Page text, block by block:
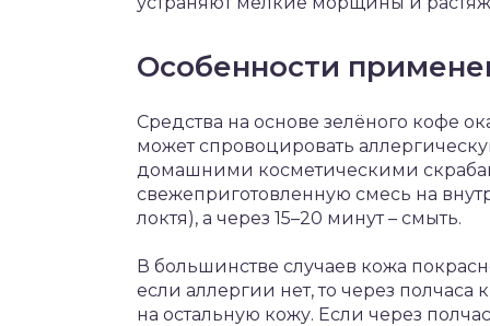
Особенности
Средства на основе зелёного кофе
может спровоцировать
домашними косметическими
свежеприготовленную смесь на
локтя), а через 15–20 минут – смыть.
В большинстве случаев кожа
если аллергии нет, то через полчаса
на остальную кожу. Если через